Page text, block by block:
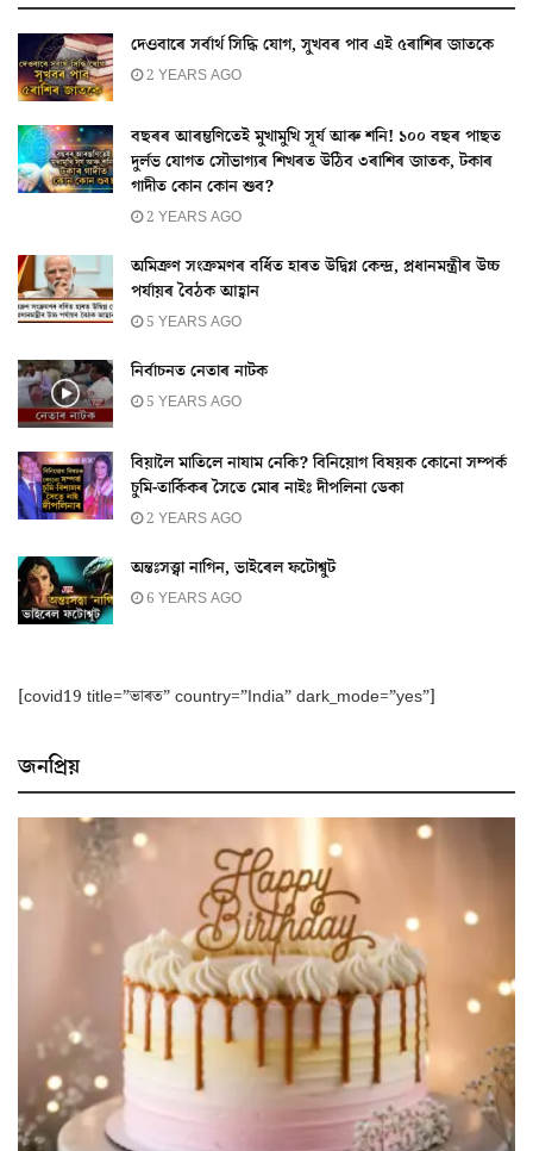
দেওবাৰে সৰ্বাৰ্থ সিদ্ধি যোগ, সুখবৰ পাব এই ৫ৰাশিৰ জাতকে
2 YEARS AGO
বছৰৰ আৰম্ভণিতেই মুখামুখি সূৰ্য আৰু শনি! ১০০ বছৰ পাছত
দুৰ্লভ যোগত সৌভাগ্যৰ শিখৰত উঠিব ৩ৰাশিৰ জাতক, টকাৰ
গাদীত কোন কোন শুব?
2 YEARS AGO
অমিক্ৰণ সংক্ৰমণৰ বৰ্ধিত হাৰত উদ্বিগ্ন কেন্দ্ৰ, প্ৰধানমন্ত্ৰীৰ উচ্চ
পৰ্যায়ৰ বৈঠক আহ্বান
5 YEARS AGO
নির্বাচনত নেতাৰ নাটক
5 YEARS AGO
বিয়ালৈ মাতিলে নাযাম নেকি? বিনিয়োগ বিষয়ক কোনো সম্পৰ্ক
চুমি-তাৰ্কিকৰ সৈতে মোৰ নাইঃ দীপলিনা ডেকা
2 YEARS AGO
অন্তঃসত্ত্বা নাগিন, ভাইৰেল ফটোশ্বুট
6 YEARS AGO
[covid19 title=”ভাৰত” country=”India” dark_mode=”yes”]
জনপ্ৰিয়